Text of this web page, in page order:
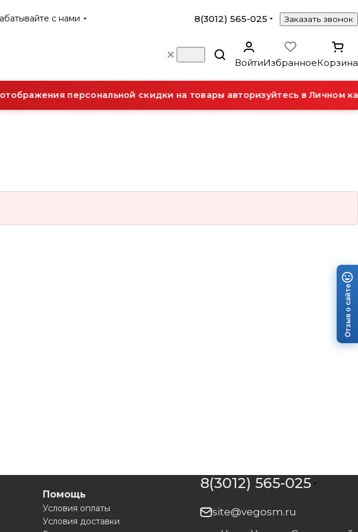
с нами 8(3012) 565-025 Заказать звонок
ВойтиИзбранноеКорзина
персональной скидки на товары авторизуйтесь в Личном
Помощь
Условия оплаты
Условия доставки
8(3012) 565-025
site@vegosm.ru
Отзыв о сайте